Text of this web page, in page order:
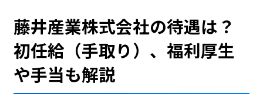
藤井産業株式会社の待遇は？
初任給（手取り）、福利厚生
や手当も解説